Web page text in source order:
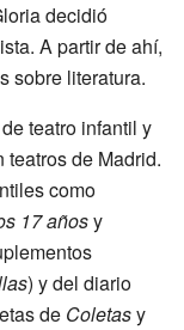
decidió
A partir de ahí,
sobre literatura.
teatro infantil y
de Madrid.
como
17 añosy
) y del diario
de Coletasy